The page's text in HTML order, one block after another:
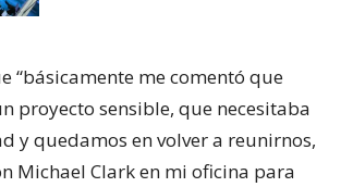
“básicamente me comentó que
proyecto sensible, que necesitaba
y quedamos en volver a reunirnos,
Michael Clark en mi oficina para